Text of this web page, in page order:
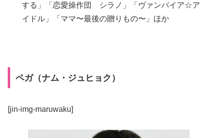
する」「恋愛操作団 シラノ」「ヴァンパイア☆ア
イドル」「ママ〜最後の贈りもの〜」ほか
ペガ（ナム・ジュヒョク）
[jin-img-maruwaku]